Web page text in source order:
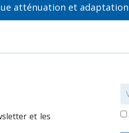
atténuation et adaptation
et les